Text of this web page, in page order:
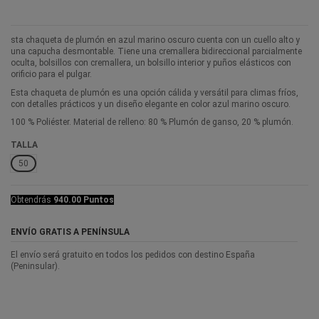
sta chaqueta de plumón en azul marino oscuro cuenta con un cuello alto y
una capucha desmontable. Tiene una cremallera bidireccional parcialmente
oculta, bolsillos con cremallera, un bolsillo interior y puños elásticos con
orificio para el pulgar.
Esta chaqueta de plumón es una opción cálida y versátil para climas fríos,
con detalles prácticos y un diseño elegante en color azul marino oscuro.
100 % Poliéster. Material de relleno: 80 % Plumón de ganso, 20 % plumón.
TALLA
50
Obtendrás 940.00 Puntos
ENVÍO GRATIS A PENÍNSULA
El envío será gratuito en todos los pedidos con destino España
(Peninsular).